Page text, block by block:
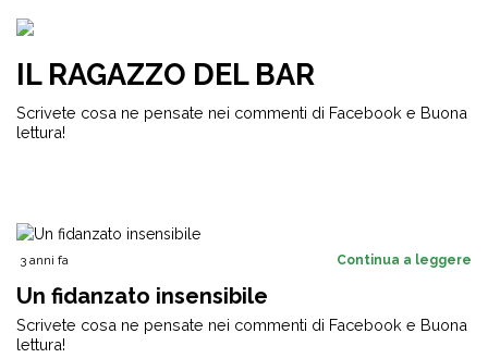
IL RAGAZZO DEL BAR
Scrivete cosa ne pensate nei commenti di Facebook e Buona
lettura!
3 anni fa Continua a leggere
Un fidanzato insensibile
Scrivete cosa ne pensate nei commenti di Facebook e Buona
lettura!